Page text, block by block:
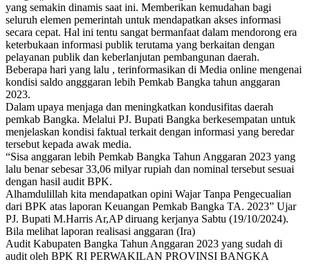
yang semakin dinamis saat ini. Memberikan kemudahan bagi
seluruh elemen pemerintah untuk mendapatkan akses informasi
secara cepat. Hal ini tentu sangat bermanfaat dalam mendorong era
keterbukaan informasi publik terutama yang berkaitan dengan
pelayanan publik dan keberlanjutan pembangunan daerah.
Beberapa hari yang lalu , terinformasikan di Media online mengenai
kondisi saldo angggaran lebih Pemkab Bangka tahun anggaran
2023.
Dalam upaya menjaga dan meningkatkan kondusifitas daerah
pemkab Bangka. Melalui PJ. Bupati Bangka berkesempatan untuk
menjelaskan kondisi faktual terkait dengan informasi yang beredar
tersebut kepada awak media.
“Sisa anggaran lebih Pemkab Bangka Tahun Anggaran 2023 yang
lalu benar sebesar 33,06 milyar rupiah dan nominal tersebut sesuai
dengan hasil audit BPK.
Alhamdulillah kita mendapatkan opini Wajar Tanpa Pengecualian
dari BPK atas laporan Keuangan Pemkab Bangka TA. 2023” Ujar
PJ. Bupati M.Harris Ar,AP diruang kerjanya Sabtu (19/10/2024).
Bila melihat laporan realisasi anggaran (Ira)
Audit Kabupaten Bangka Tahun Anggaran 2023 yang sudah di
audit oleh BPK RI PERWAKILAN PROVINSI BANGKA